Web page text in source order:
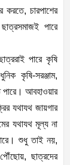
করতে, চারপাশের
পারে
পারে কৃষি
কৃষি-সরঞ্জাম,
পারে। আবহাওয়ার
যথাযথ জায়গার
যথাযথ মূল্য না
শুধু তাই নয়,
ছাত্রদের